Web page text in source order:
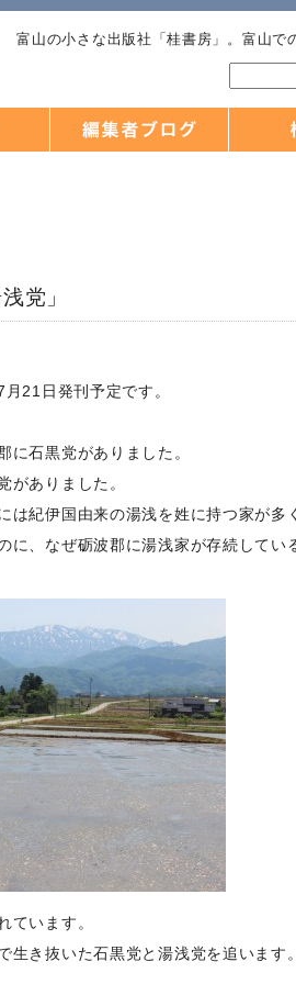
富山の小さな出版社「桂書房」。富山で
党」
21日発刊予定です。
に石黒党がありました。
がありました。
は紀伊国由来の湯浅を姓に持つ家が多
に、なぜ砺波郡に湯浅家が存続してい
ています。
生き抜いた石黒党と湯浅党を追います。